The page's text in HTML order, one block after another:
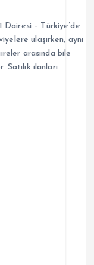
Dairesi – Türkiye’de
ulaşırken, aynı
arasında bile
ilanları